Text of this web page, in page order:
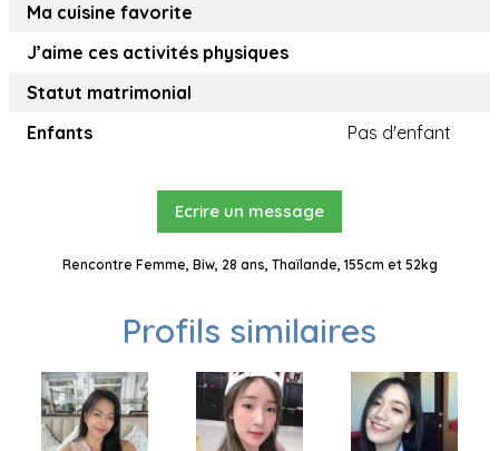
Ma cuisine favorite
J’aime ces activités physiques
Statut matrimonial
Enfants
Pas d'enfant
Ecrire un message
Rencontre Femme, Biw, 28 ans, Thaïlande, 155cm et 52kg
Profils similaires